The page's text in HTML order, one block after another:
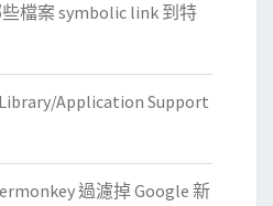
檔案 symbolic link 到特
Application Support
過濾掉 Google 新